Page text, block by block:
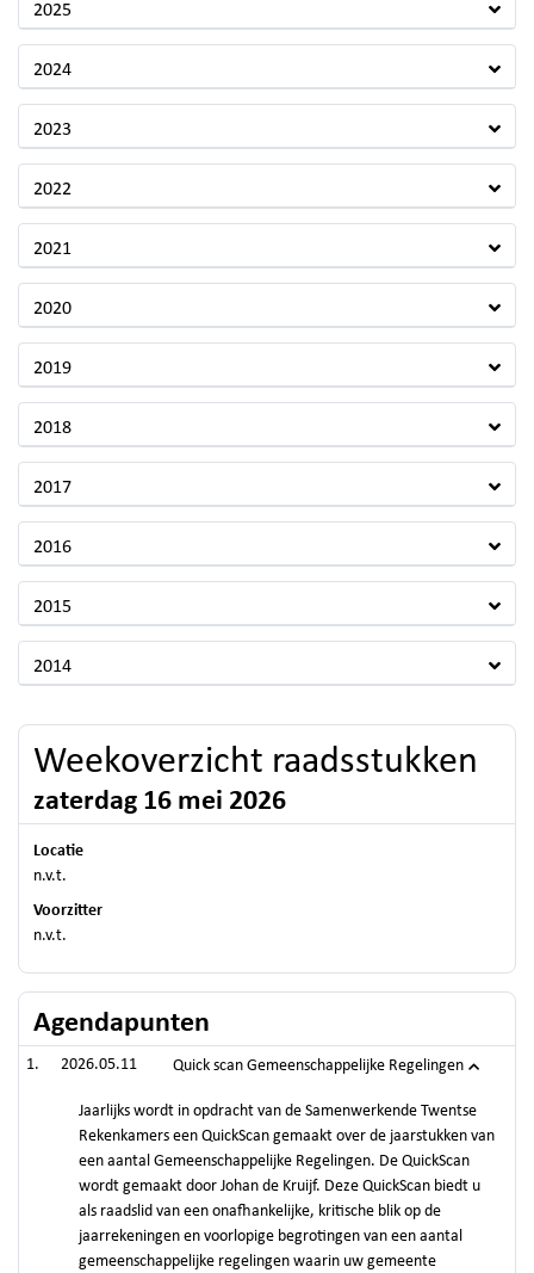
2025
2024
2023
2022
2021
2020
2019
2018
2017
2016
2015
2014
Weekoverzicht raadsstukken
zaterdag 16 mei 2026
Locatie
n.v.t.
Voorzitter
n.v.t.
Agendapunten
2026.05.11 Quick scan Gemeenschappelijke Regelingen
Jaarlijks wordt in opdracht van de Samenwerkende Twentse
Rekenkamers een QuickScan gemaakt over de jaarstukken van
een aantal Gemeenschappelijke Regelingen. De QuickScan
wordt gemaakt door Johan de Kruijf. Deze QuickScan biedt u
als raadslid van een onafhankelijke, kritische blik op de
jaarrekeningen en voorlopige begrotingen van een aantal
gemeenschappelijke regelingen waarin uw gemeente